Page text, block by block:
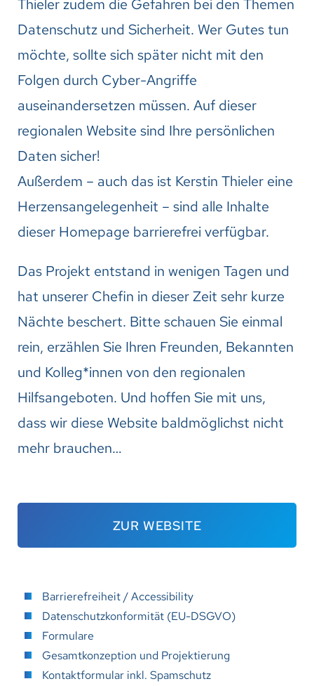
Thieler zudem die Gefahren bei den Themen
Datenschutz und Sicherheit. Wer Gutes tun
möchte, sollte sich später nicht mit den
Folgen durch Cyber-Angriffe
auseinandersetzen müssen. Auf dieser
regionalen Website sind Ihre persönlichen
Daten sicher!
Außerdem – auch das ist Kerstin Thieler eine
Herzensangelegenheit – sind alle Inhalte
dieser Homepage barrierefrei verfügbar.
Das Projekt entstand in wenigen Tagen und
hat unserer Chefin in dieser Zeit sehr kurze
Nächte beschert. Bitte schauen Sie einmal
rein, erzählen Sie Ihren Freunden, Bekannten
und Kolleg*innen von den regionalen
Hilfsangeboten. Und hoffen Sie mit uns,
dass wir diese Website baldmöglichst nicht
mehr brauchen…
ZUR WEBSITE
Barrierefreiheit / Accessibility
Datenschutzkonformität (EU-DSGVO)
Formulare
Gesamtkonzeption und Projektierung
Kontaktformular inkl. Spamschutz